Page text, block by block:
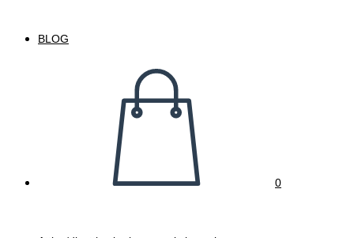
BLOG
0